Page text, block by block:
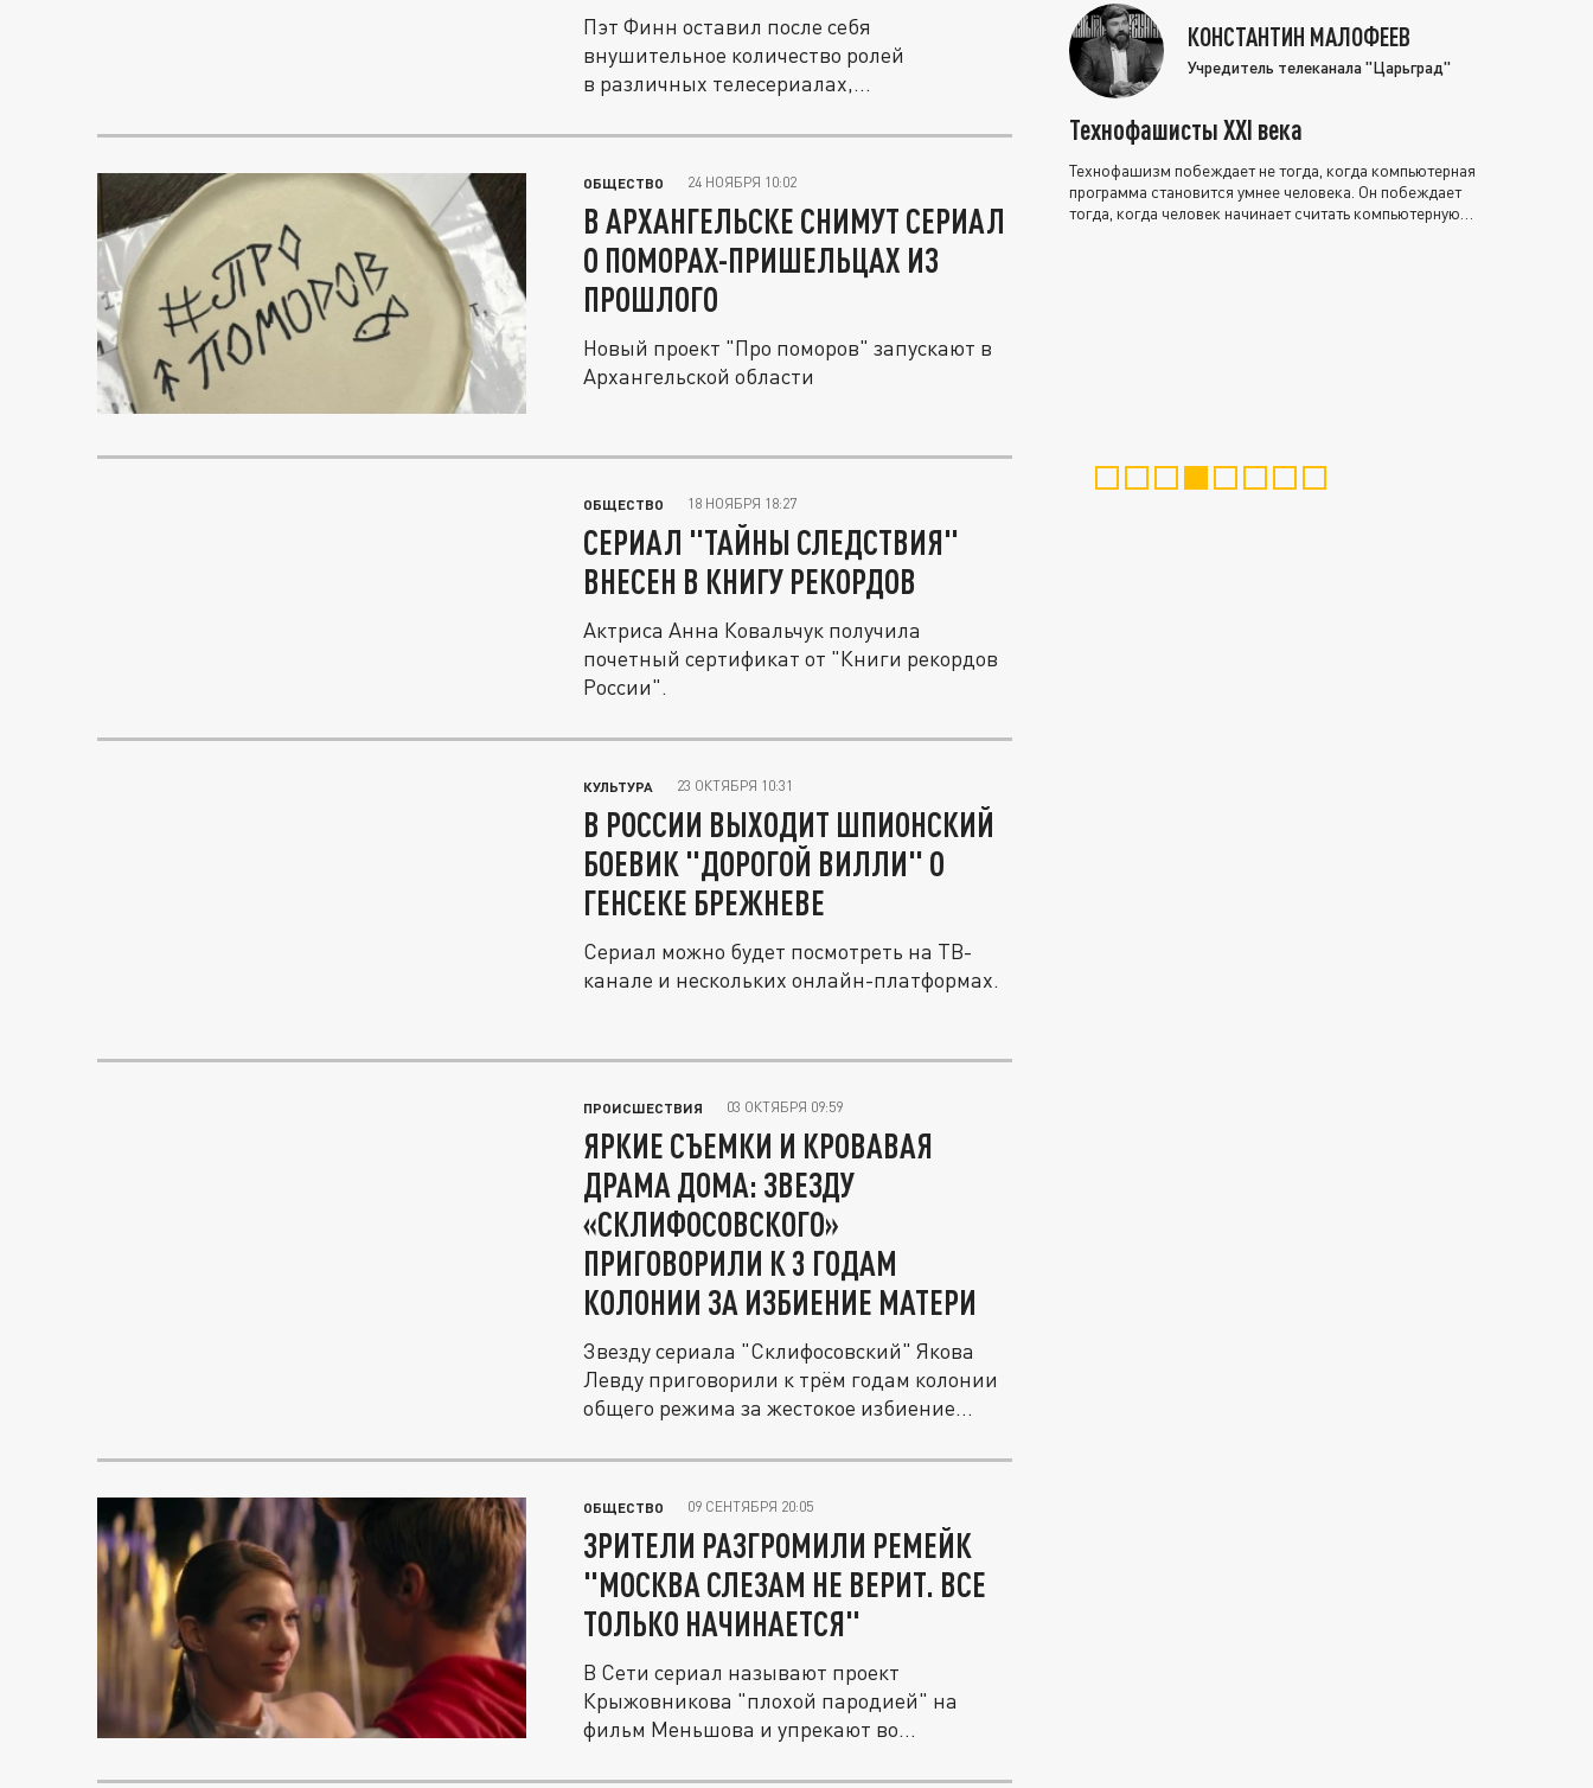
Пэт Финн оставил после себя
внушительное количество ролей
в различных телесериалах,
ОБЩЕСТВО 24 НОЯБРЯ 10:02
В АРХАНГЕЛЬСКЕ СНИМУТ СЕРИАЛ
О ПОМОРАХ-ПРИШЕЛЬЦАХ ИЗ
ПРОШЛОГО
Новый проект "Про поморов" запускают в
Архангельской области
ОБЩЕСТВО 18 НОЯБРЯ 18:27
СЕРИАЛ "ТАЙНЫ СЛЕДСТВИЯ"
ВНЕСЕН В КНИГУ РЕКОРДОВ
Актриса Анна Ковальчук получила
почетный сертификат от "Книги рекордов
России".
КУЛЬТУРА 23 ОКТЯБРЯ 10:31
В РОССИИ ВЫХОДИТ ШПИОНСКИЙ
БОЕВИК "ДОРОГОЙ ВИЛЛИ" О
ГЕНСЕКЕ БРЕЖНЕВЕ
Сериал можно будет посмотреть на ТВ-
канале и нескольких онлайн-платформах.
ПРОИСШЕСТВИЯ 03 ОКТЯБРЯ 09:59
ЯРКИЕ СЪЕМКИ И КРОВАВАЯ
ДРАМА ДОМА: ЗВЕЗДУ
«СКЛИФОСОВСКОГО»
ПРИГОВОРИЛИ К 3 ГОДАМ
КОЛОНИИ ЗА ИЗБИЕНИЕ МАТЕРИ
Звезду сериала "Склифосовский" Якова
Левду приговорили к трём годам колонии
общего режима за жестокое избиение...
ОБЩЕСТВО 09 СЕНТЯБРЯ 20:05
ЗРИТЕЛИ РАЗГРОМИЛИ РЕМЕЙК
"МОСКВА СЛЕЗАМ НЕ ВЕРИТ. ВСЕ
ТОЛЬКО НАЧИНАЕТСЯ"
В Сети сериал называют проект
Крыжовникова "плохой пародией" на
фильм Меньшова и упрекают во
КОНСТАНТИН МАЛОФЕЕВ
Учредитель телеканала "Царьград"
Технофашисты XXI века
Технофашизм побеждает не тогда, когда компьютерная
программа становится умнее человека. Он побеждает
тогда, когда человек начинает считать компьютерную